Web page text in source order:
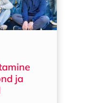
ja